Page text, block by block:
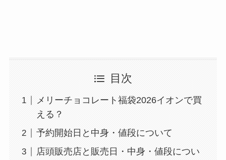
目次
メリーチョコレート福袋2026イオンで買
える？
予約開始日と中身・値段について
店頭販売店と販売日・中身・値段につい